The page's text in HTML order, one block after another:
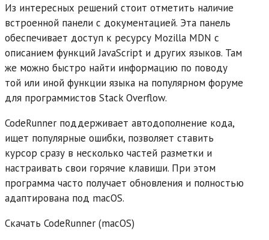
Из интересных решений стоит отметить наличие
встроенной панели с документацией. Эта панель
обеспечивает доступ к ресурсу Mozilla MDN с
описанием функций JavaScript и других языков. Там
же можно быстро найти информацию по поводу
той или иной функции языка на популярном форуме
для программистов Stack Overflow.
CodeRunner поддерживает автодополнение кода,
ищет популярные ошибки, позволяет ставить
курсор сразу в несколько частей разметки и
настраивать свои горячие клавиши. При этом
программа часто получает обновления и полностью
адаптирована под macOS.
Скачать CodeRunner (macOS)